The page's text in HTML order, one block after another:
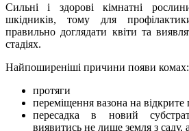
Сильні і здорові кімнатні
шкідників, тому для
правильно доглядати квіти та
стадіях.
Найпоширеніші причини появи комах:
протяги
переміщення вазона на відкрите
пересадка в новий
виявитись не лише земля з саду,